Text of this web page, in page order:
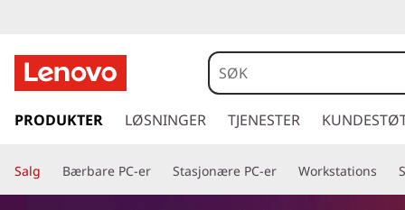
h
n
k
å
l
h
PRODUKTER LØSNINGER TJENESTER
Salg Bærbare PC-er Stasjonære PC-er Workstations